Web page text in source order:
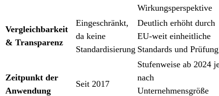
Wirkungsperspektive
Vergleichbarkeit
& Transparenz
Eingeschränkt,
da keine
Standardisierung
Deutlich erhöht durch
EU-weit einheitliche
Standards und Prüfung
Zeitpunkt der
Anwendung
Seit 2017
Stufenweise ab 2024
nach
Unternehmensgröße